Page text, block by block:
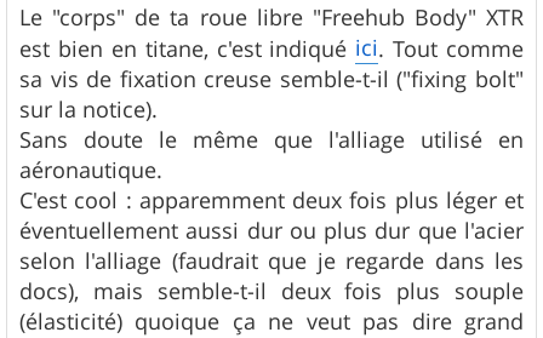
s
s
a
g
e
Le "corps" de ta roue libre "Freehub Body" XTR
est bien en titane, c'est indiqué ici. Tout comme
sa vis de fixation creuse semble-t-il ("fixing bolt"
sur la notice).
Sans doute le même que l'alliage utilisé en
aéronautique.
C'est cool : apparemment deux fois plus léger et
éventuellement aussi dur ou plus dur que l'acier
selon l'alliage (faudrait que je regarde dans les
docs), mais semble-t-il deux fois plus souple
(élasticité) quoique ça ne veut pas dire grand